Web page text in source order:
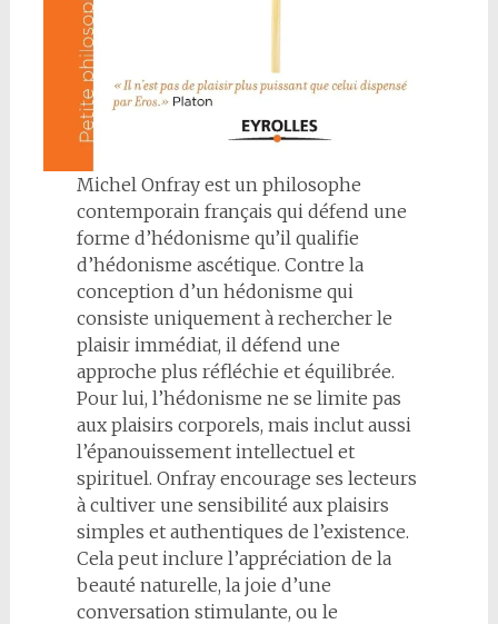
Michel Onfray est un philosophe
contemporain français qui défend une
forme d’hédonisme qu’il qualifie
d’hédonisme ascétique. Contre la
conception d’un hédonisme qui
consiste uniquement à rechercher le
plaisir immédiat, il défend une
approche plus réfléchie et équilibrée.
Pour lui, l’hédonisme ne se limite pas
aux plaisirs corporels, mais inclut aussi
l’épanouissement intellectuel et
spirituel. Onfray encourage ses lecteurs
à cultiver une sensibilité aux plaisirs
simples et authentiques de l’existence.
Cela peut inclure l’appréciation de la
beauté naturelle, la joie d’une
conversation stimulante, ou le